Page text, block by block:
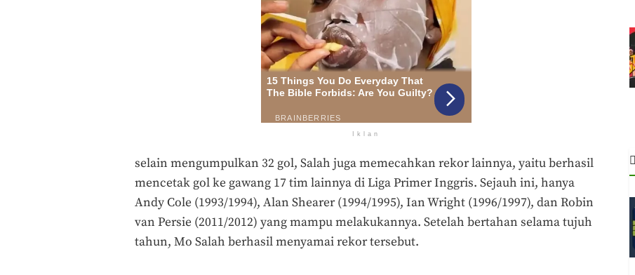
Iklan
selain mengumpulkan 32 gol, Salah juga memecahkan rekor lainnya, yaitu berhasil
mencetak gol ke gawang 17 tim lainnya di Liga Primer Inggris. Sejauh ini, hanya
Andy Cole (1993/1994), Alan Shearer (1994/1995), Ian Wright (1996/1997), dan Robin
van Persie (2011/2012) yang mampu melakukannya. Setelah bertahan selama tujuh
tahun, Mo Salah berhasil menyamai rekor tersebut.